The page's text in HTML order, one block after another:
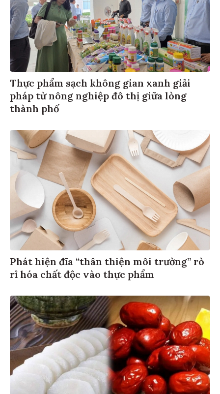
Thực phẩm sạch không gian xanh giải
pháp từ nông nghiệp đô thị giữa lòng
thành phố
Phát hiện đĩa “thân thiện môi trường” rò
rỉ hóa chất độc vào thực phẩm